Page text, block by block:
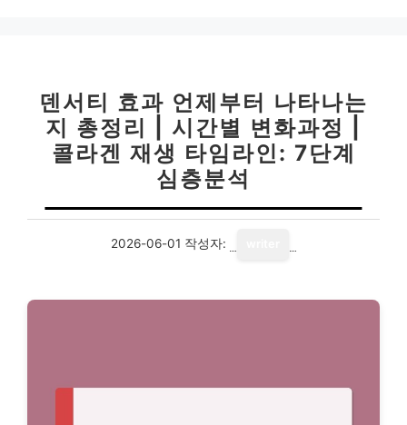
덴서티 효과 언제부터 나타나는
지 총정리 | 시간별 변화과정 |
콜라겐 재생 타임라인: 7단계
심층분석
2026-06-01 작성자: